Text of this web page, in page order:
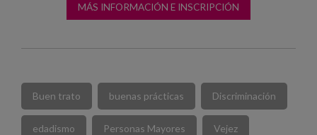
MÁS INFORMACIÓN E INSCRIPCIÓN
Buen trato buenas prácticas Discriminación
edadismo Personas Mayores Vejez